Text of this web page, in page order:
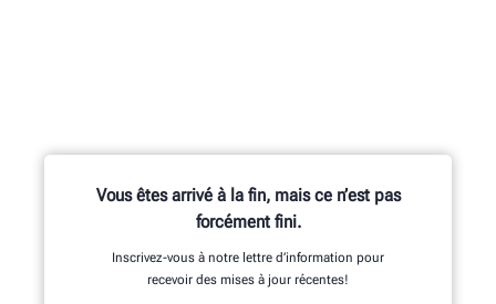
Vous êtes arrivé à la fin, mais ce n’est pas
forcément fini.
Inscrivez-vous à notre lettre d’information pour
recevoir des mises à jour récentes!